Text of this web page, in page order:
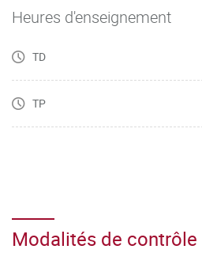
– Veiller à la qualité phonétique et
l’expression
– Manier toutes sortes de chiffres
etc.), lire des graphiques et décrire
– Maîtriser le vocabulaire basique
de la communication
Heures d'enseignement
TD
TP
Modalités de contrôle